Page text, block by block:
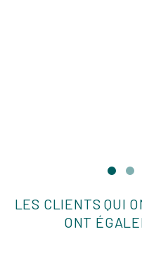
LES CLIENTS QUI
ONT